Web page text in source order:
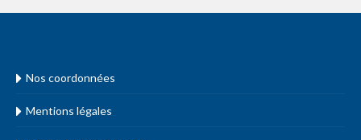
Nos coordonnées
Mentions légales